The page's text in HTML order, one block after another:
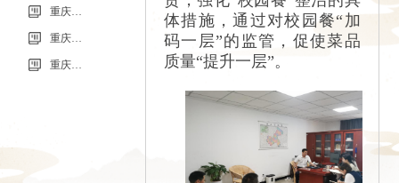
体措施，通过对校园餐“加
码一层”的监管，促使菜品
质量“提升一层”。